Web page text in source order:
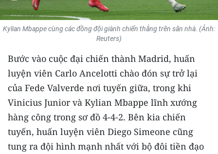
BẠN ĐỌC
KIỂM CHỨNG THÔNG TIN
TRI THỨC CHUYÊN SÂU
54 DÂN TỘC VIỆT NAM
CHƯƠNG TRÌNH OCOP - MỖI XÃ
MỘT SẢN PHẨM
RADIO
Kylian Mbappe cùng các đồng đội giành chiến thắng trên sân nhà. (Ảnh:
Reuters)
Bước vào cuộc đại chiến thành Madrid, huấn
luyện viên Carlo Ancelotti chào đón sự trở lại
của Fede Valverde nơi tuyến giữa, trong khi
Vinicius Junior và Kylian Mbappe lĩnh xướng
hàng công trong sơ đồ 4-4-2. Bên kia chiến
tuyến, huấn luyện viên Diego Simeone cũng
tung ra đội hình mạnh nhất với bộ đôi tiền đạo